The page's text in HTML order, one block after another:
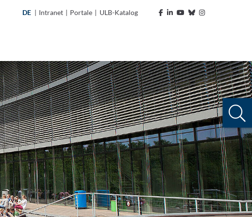
DE | Intranet | Portale | ULB-Katalog